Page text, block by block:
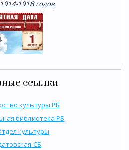
1918 годов
ссылки
культуры РБ
библиотека РБ
культуры
СБ